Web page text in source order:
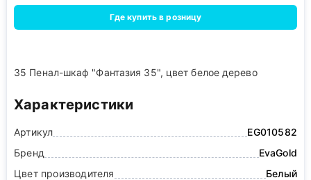
Где купить в розницу
35 Пенал-шкаф "Фантазия 35", цвет белое дерево
Характеристики
Артикул
EG010582
Бренд
EvaGold
Цвет производителя
Белый